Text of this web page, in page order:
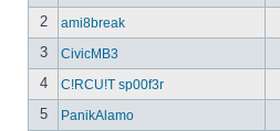
2 ami8break
3 CivicMB3
4 C!RCU!T sp00f3r
5 PanikAlamo